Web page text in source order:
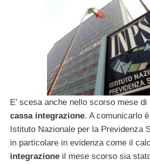
E’ scesa anche nello scorso mese di
cassa integrazione. A comunicarlo
Istituto Nazionale per la Previdenza
in particolare in evidenza come il
integrazione il mese scorso sia